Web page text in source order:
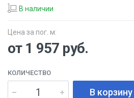
В наличии
Цена за пог. м:
от 1 957 руб.
КОЛИЧЕСТВО
В корзину